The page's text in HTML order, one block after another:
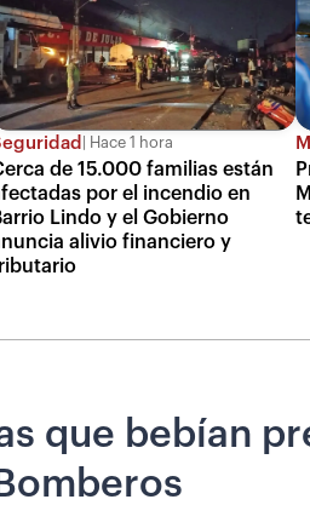
Hace 1 hora
de 15.000 familias están
por el incendio en
Lindo y el Gobierno
alivio financiero y
que bebían